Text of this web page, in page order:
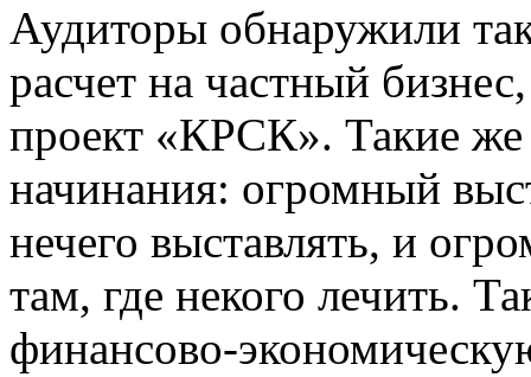
Аудиторы обнаружили
расчет на частный
проект «КРСК». Такие
начинания: огромный
нечего выставлять, и
там, где некого лечить.
финансово-